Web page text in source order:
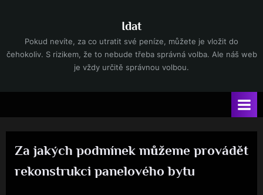
content
Idat
Pokud nevíte, za co utratit své peníze, můžete je vložit do
čehokoliv. S rizikem, že to nebude třeba správná volba. Ale náš web
je vždy určitě správnou volbou.
Za jakých podmínek můžeme provádět
rekonstrukci panelového bytu